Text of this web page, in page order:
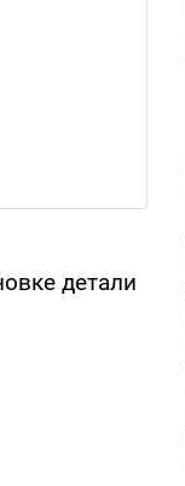
детали